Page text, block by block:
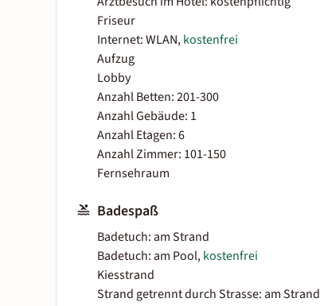
Friseur
Internet: WLAN,kostenfrei
Aufzug
Lobby
Anzahl Betten: 201-300
Anzahl Gebäude: 1
Anzahl Etagen: 6
Anzahl Zimmer: 101-150
Fernsehraum
Badespaß
Badetuch: am Strand
Badetuch: am Pool,kostenfrei
Kiesstrand
Strand getrennt durch Strasse: am Strand